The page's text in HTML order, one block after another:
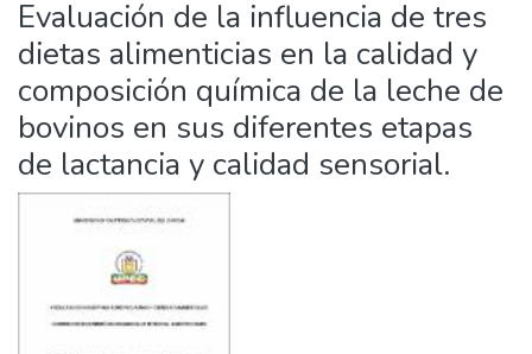
Estadísticas Externas
Manuales
Evaluación de la influencia de tres
dietas alimenticias en la calidad y
composición química de la leche de
bovinos en sus diferentes etapas
de lactancia y calidad sensorial.